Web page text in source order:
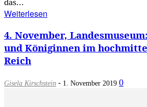
Weiterlesen
4. November,
und Königinnen im
Reich
Gisela Kirschstein - 1. November 2019 0